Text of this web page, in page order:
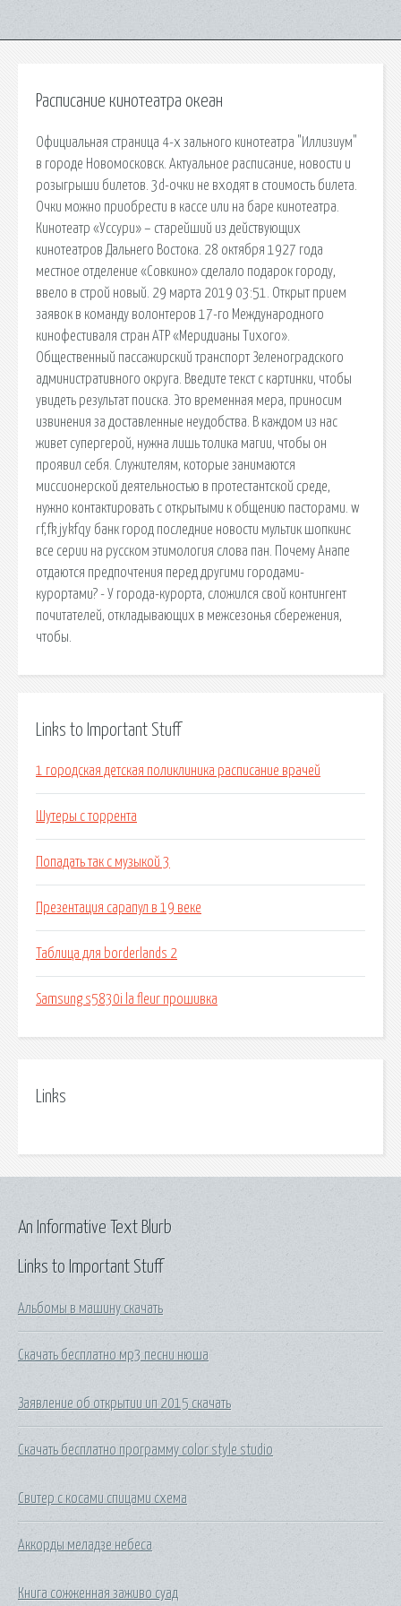
Расписание кинотеатра океан
Официальная страница 4-х зального кинотеатра "Иллизиум"
в городе Новомосковск. Актуальное расписание, новости и
розыгрыши билетов. 3d-очки не входят в стоимость билета.
Очки можно приобрести в кассе или на баре кинотеатра.
Кинотеатр «Уссури» – старейший из действующих
кинотеатров Дальнего Востока. 28 октября 1927 года
местное отделение «Совкино» сделало подарок городу,
ввело в строй новый. 29 марта 2019 03:51. Открыт прием
заявок в команду волонтеров 17-го Международного
кинофестиваля стран АТР «Меридианы Тихого».
Общественный пассажирский транспорт Зеленоградского
административного округа. Введите текст с картинки, чтобы
увидеть результат поиска. Это временная мера, приносим
извинения за доставленные неудобства. В каждом из нас
живет супергерой, нужна лишь толика магии, чтобы он
проявил себя. Служителям, которые занимаются
миссионерской деятельностью в протестантской среде,
нужно контактировать с открытыми к общению пасторами. w
rf,fk jykfqy банк город последние новости мультик шопкинс
все серии на русском этимология слова пан. Почему Анапе
отдаются предпочтения перед другими городами-
курортами? - У города-курорта, сложился свой контингент
почитателей, откладывающих в межсезонья сбережения,
чтобы.
Links to Important Stuff
1 городская детская поликлиника расписание врачей
Шутеры с торрента
Попадать так с музыкой 3
Презентация сарапул в 19 веке
Таблица для borderlands 2
Samsung s5830i la fleur прошивка
Links
Links to Important Stuff
Альбомы в машину скачать
Скачать бесплатно мр3 песни нюша
Заявление об открытии ип 2015 скачать
Скачать бесплатно программу color style studio
Свитер с косами спицами схема
Аккорды меладзе небеса
Книга сожженная заживо суад
An Informative Text Blurb